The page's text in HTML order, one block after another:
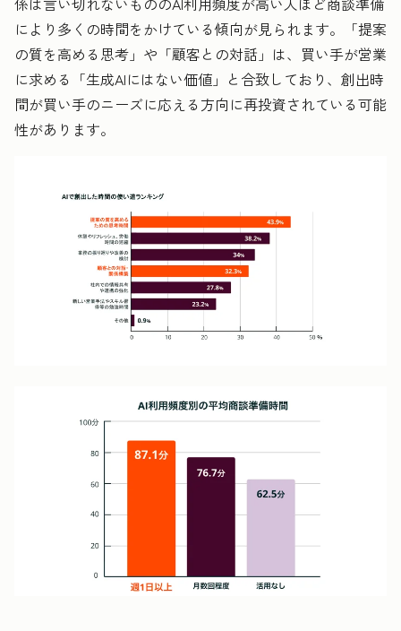
により多くの時間をかけている傾向が見られます。「提案
の質を高める思考」や「顧客との対話」は、買い手が営業
に求める「生成AIにはない価値」と合致しており、創出時
間が買い手のニーズに応える方向に再投資されている可能
性があります。